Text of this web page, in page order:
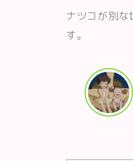
ナツコが別な
す。